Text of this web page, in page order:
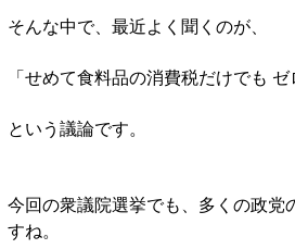
そんな中で、最近よく聞くのが、
「せめて食料品の消費税だけでも
という議論です。
今回の衆議院選挙でも、多くの政党
すね。